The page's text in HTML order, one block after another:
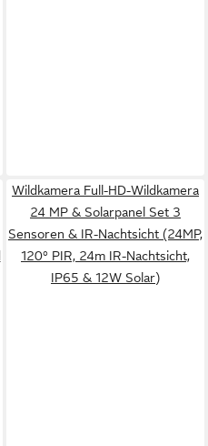
Wildkamera Full-HD-Wildkamera
24 MP & Solarpanel Set 3
Sensoren & IR-Nachtsicht (24MP,
120° PIR, 24m IR-Nachtsicht,
IP65 & 12W Solar)